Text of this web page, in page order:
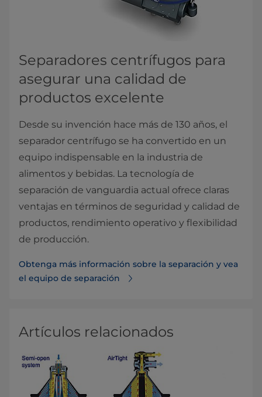
Separadores centrífugos para
asegurar una calidad de
productos excelente
Desde su invención hace más de 130 años, el
separador centrífugo se ha convertido en un
equipo indispensable en la industria de
alimentos y bebidas. La tecnología de
separación de vanguardia actual ofrece claras
ventajas en términos de seguridad y calidad de
productos, rendimiento operativo y flexibilidad
de producción.
Obtenga más información sobre la separación y vea
el equipo de separación
Artículos relacionados